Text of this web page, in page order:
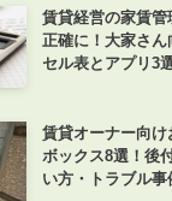
賃貸経営の家賃管
正確に！大家さん
セル表とアプリ3
賃貸オーナー向け
ボックス8選！後
い方・トラブル事